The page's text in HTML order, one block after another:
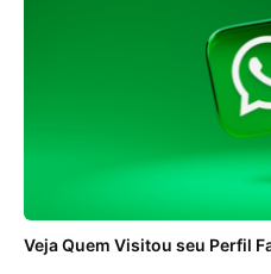
Veja Quem Visitou seu Perfil